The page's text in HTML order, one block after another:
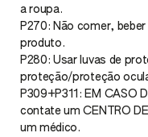
a roupa.
P270: Não comer,
produto.
P280: Usar luvas de
proteção/proteção
P309+P311: EM CASO
contate um CENTRO
um médico.